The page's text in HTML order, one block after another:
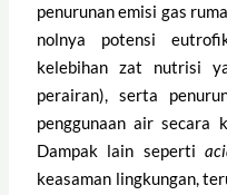
penurunan emisi gas
nolnya potensi
kelebihan zat nutrisi
perairan), serta
penggunaan air secara
Dampak lain seperti
keasaman lingkungan,